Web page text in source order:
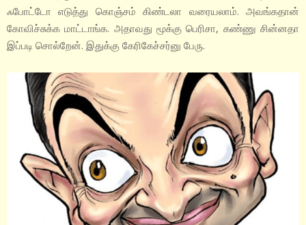
ஃபோட்டோ எடுத்து கொஞ்சம் கிண்டலா வரையலாம். அவங்கதான்
கோவிச்சுக்க மாட்டாங்க. அதாவது மூக்கு பெரிசா, கண்ணு சின்னதா
இப்படி சொல்றேன். இதுக்கு கேரிகேச்சர்னு பேரு.